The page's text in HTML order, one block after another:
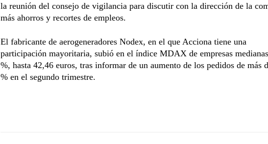
la reunión del consejo de vigilancia para discutir con la dirección de la
más ahorros y recortes de empleos.
El fabricante de aerogeneradores Nodex, en el que Acciona tiene una
participación mayoritaria, subió en el índice MDAX de empresas
%, hasta 42,46 euros, tras informar de un aumento de los pedidos de más
% en el segundo trimestre.